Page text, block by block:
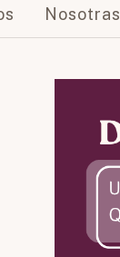
Nosotras